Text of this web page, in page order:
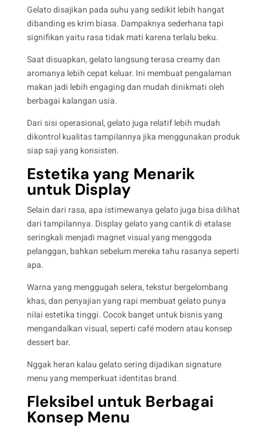
Gelato disajikan pada suhu yang sedikit lebih hangat
dibanding es krim biasa. Dampaknya sederhana tapi
signifikan yaitu rasa tidak mati karena terlalu beku.
Saat disuapkan, gelato langsung terasa creamy dan
aromanya lebih cepat keluar. Ini membuat pengalaman
makan jadi lebih engaging dan mudah dinikmati oleh
berbagai kalangan usia.
Dari sisi operasional, gelato juga relatif lebih mudah
dikontrol kualitas tampilannya jika menggunakan produk
siap saji yang konsisten.
Estetika yang Menarik
untuk Display
Selain dari rasa, apa istimewanya gelato juga bisa dilihat
dari tampilannya. Display gelato yang cantik di etalase
seringkali menjadi magnet visual yang menggoda
pelanggan, bahkan sebelum mereka tahu rasanya seperti
apa.
Warna yang menggugah selera, tekstur bergelombang
khas, dan penyajian yang rapi membuat gelato punya
nilai estetika tinggi. Cocok banget untuk bisnis yang
mengandalkan visual, seperti café modern atau konsep
dessert bar.
Nggak heran kalau gelato sering dijadikan signature
menu yang memperkuat identitas brand.
Fleksibel untuk Berbagai
Konsep Menu